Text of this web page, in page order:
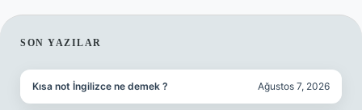
SIDEBAR
SON YAZILAR
Kısa not İngilizce ne demek ? Ağustos 7, 2026